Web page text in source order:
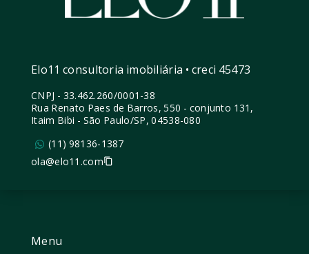
Menu
Elo11 consultoria imobiliária • creci 45473
CNPJ - 33.462.260/0001-38
Rua Renato Paes de Barros, 550 - conjunto 131,
Itaim Bibi - São Paulo/SP, 04538-080
(11) 98136-1387
ola@elo11.com